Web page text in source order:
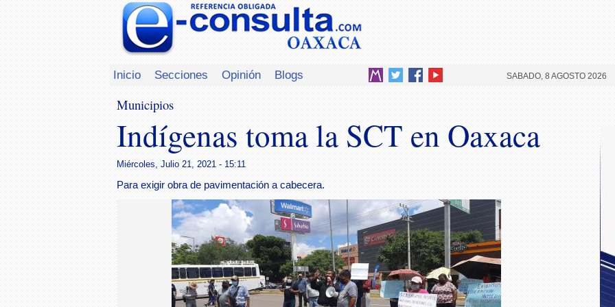
Inicio Secciones Opinión Blogs SABADO, 8 AGOSTO 2026
Municipios
Indígenas toma la SCT en Oaxaca
Miércoles, Julio 21, 2021 - 15:11
Para exigir obra de pavimentación a cabecera.